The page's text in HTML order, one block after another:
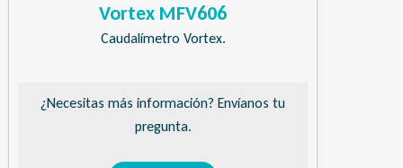
Vortex MFV606
Caudalímetro Vortex.
¿Necesitas más información? Envíanos tu
pregunta.